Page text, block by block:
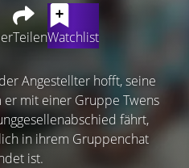
TeilenWatchlist
Angestellter hofft, seine
mit einer Gruppe Twens
fährt,
in ihrem Gruppenchat
ist.